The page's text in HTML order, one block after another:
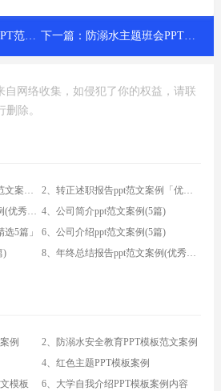
案例 下一篇： 防溺水主题班会PPT范文案例
自网络收集，如侵犯了你的权益，请联
删除。
1、大学生职业规划大赛ppt范文案例(4篇)
2、转正述职报告ppt范文案例「优秀5篇」
3、职业生涯规划ppt范文案例(优秀3篇) 4、公司简介ppt范文案例(5篇)
5篇」
6、公司介绍ppt范文案例(5篇)
)
8、年终总结报告ppt范文案例(优秀3篇)
例
2、防溺水安全教育PPT模板范文案例
4、红色主题PPT模板案例
模板
6、大学自我介绍PPT模板案例内容